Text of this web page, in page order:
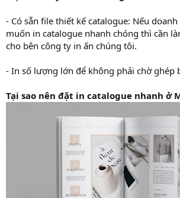
- Có sẵn file thiết kế catalogue: Nếu
muốn in catalogue nhanh chóng thì cần
cho bên công ty in ấn chúng tôi.
- In số lượng lớn để không phải chờ ghép
Tại sao nên đặt in catalogue nhanh ở